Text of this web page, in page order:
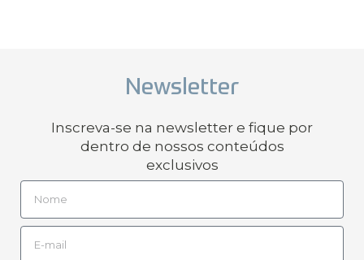
Newsletter
Inscreva-se na newsletter e fique por
dentro de nossos conteúdos
exclusivos